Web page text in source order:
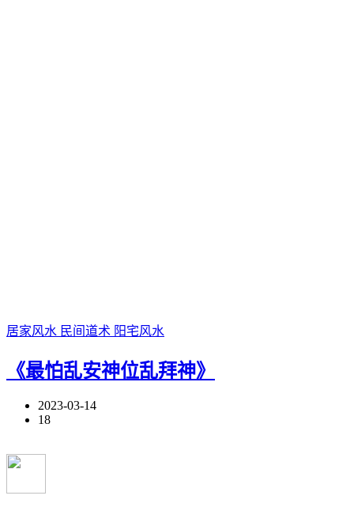
居家风水 民间道术 阳宅风水
《最怕乱安神位乱拜神》
2023-03-14
18